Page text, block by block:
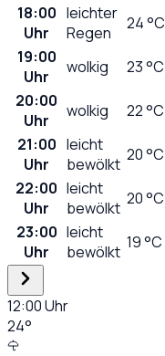
18:00
Uhr
leichter
Regen
24°C
19:00
Uhr
wolkig 23°C
20:00
Uhr
wolkig 22°C
21:00
Uhr
leicht
bewölkt 20°C
22:00
Uhr
leicht
bewölkt 20°C
23:00
Uhr
leicht
bewölkt 19°C
12:00Uhr
24°